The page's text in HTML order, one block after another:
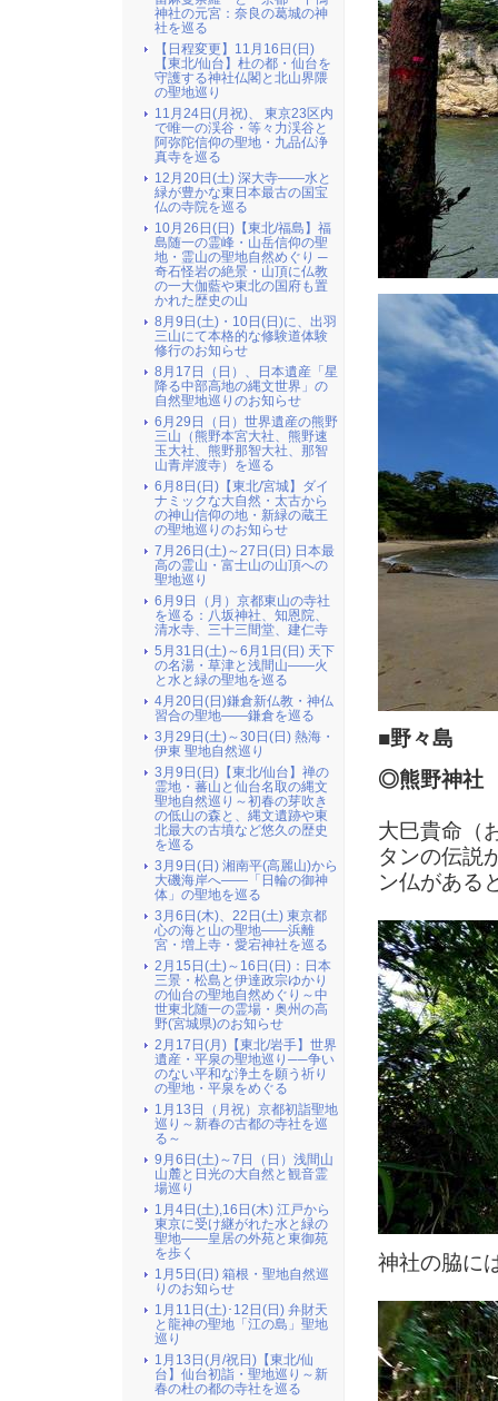
■野々島
◎熊野神社
大巳貴命（
タンの伝説
ン仏がある
神社の脇に
神社の元宮：奈良の葛城の神
社を巡る
【日程変更】11月16日(日)
【東北/仙台】杜の都・仙台を
守護する神社仏閣と北山界隈
の聖地巡り
11月24日(月祝)、 東京23区内
で唯一の渓谷・等々力渓谷と
阿弥陀信仰の聖地・九品仏浄
真寺を巡る
12月20日(土) 深大寺――水と
緑が豊かな東日本最古の国宝
仏の寺院を巡る
10月26日(日)【東北/福島】福
島随一の霊峰・山岳信仰の聖
地・霊山の聖地自然めぐり ─
奇石怪岩の絶景・山頂に仏教
の一大伽藍や東北の国府も置
かれた歴史の山
8月9日(土)・10日(日)に、出羽
三山にて本格的な修験道体験
修行のお知らせ
8月17日（日）、日本遺産「星
降る中部高地の縄文世界」の
自然聖地巡りのお知らせ
6月29日（日）世界遺産の熊野
三山（熊野本宮大社、熊野速
玉大社、熊野那智大社、那智
山青岸渡寺）を巡る
6月8日(日)【東北/宮城】ダイ
ナミックな大自然・太古から
の神山信仰の地・新緑の蔵王
の聖地巡りのお知らせ
7月26日(土)～27日(日) 日本最
高の霊山・富士山の山頂への
聖地巡り
6月9日（月）京都東山の寺社
を巡る：八坂神社、知恩院、
清水寺、三十三間堂、建仁寺
5月31日(土)～6月1日(日) 天下
の名湯・草津と浅間山――火
と水と緑の聖地を巡る
4月20日(日)鎌倉新仏教・神仏
習合の聖地――鎌倉を巡る
3月29日(土)～30日(日) 熱海・
伊東 聖地自然巡り
3月9日(日)【東北/仙台】禅の
霊地・蕃山と仙台名取の縄文
聖地自然巡り～初春の芽吹き
の低山の森と、縄文遺跡や東
北最大の古墳など悠久の歴史
を巡る
3月9日(日) 湘南平(高麗山)から
大磯海岸へ――「日輪の御神
体」の聖地を巡る
3月6日(木)、22日(土) 東京都
心の海と山の聖地――浜離
宮・増上寺・愛宕神社を巡る
2月15日(土)～16日(日)：日本
三景・松島と伊達政宗ゆかり
の仙台の聖地自然めぐり～中
世東北随一の霊場・奥州の高
野(宮城県)のお知らせ
2月17日(月)【東北/岩手】世界
遺産・平泉の聖地巡り──争い
のない平和な浄土を願う祈り
の聖地・平泉をめぐる
1月13日（月祝）京都初詣聖地
巡り～新春の古都の寺社を巡
る～
9月6日(土)～7日（日）浅間山
山麓と日光の大自然と観音霊
場巡り
1月4日(土),16日(木) 江戸から
東京に受け継がれた水と緑の
聖地――皇居の外苑と東御苑
を歩く
1月5日(日) 箱根・聖地自然巡
りのお知らせ
1月11日(土)･12日(日) 弁財天
と龍神の聖地「江の島」聖地
巡り
1月13日(月/祝日)【東北/仙
台】仙台初詣・聖地巡り～新
春の杜の都の寺社を巡る